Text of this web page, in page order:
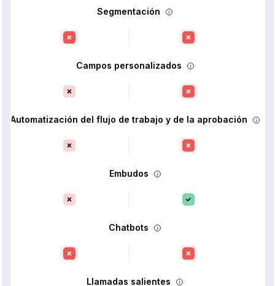
Segmentación
Campos personalizados
Automatización del flujo de trabajo y de la aprobación
Embudos
Chatbots
Llamadas salientes